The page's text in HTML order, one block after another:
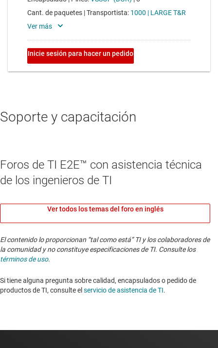
Soporte y capacitación
Foros de TI E2E™ con asistencia técnica
de los ingenieros de TI
Ver todos los temas del foro en inglés
El contenido lo proporcionan “tal como está” TI y los colaboradores de
la comunidad y no constituye especificaciones de TI. Consulte los
términos de uso.
Si tiene alguna pregunta sobre calidad, encapsulados o pedido de
productos de TI, consulte el servicio de asistencia de TI. ​​​​​​​​​​​​​​